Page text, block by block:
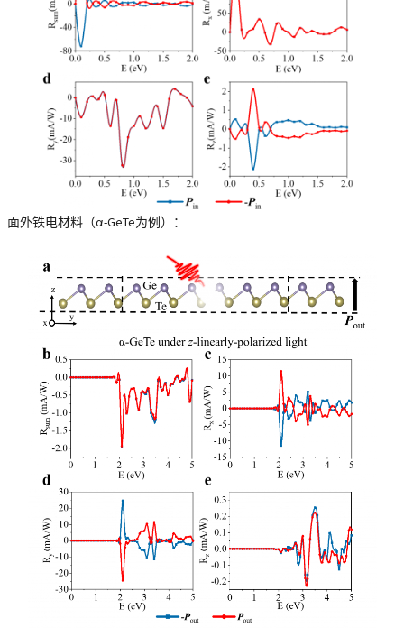
面外铁电材料（α-GeTe为例）：